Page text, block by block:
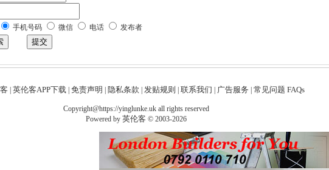
手机号码 微信 电话 发布者
英伦客APP下载| 免责声明 隐私条款 发贴规则 联系我们 广告服务 常见问题 FAQs
Copyright@https://yinglunke.uk all rights reserved
Powered by 英伦客 © 2003-2026